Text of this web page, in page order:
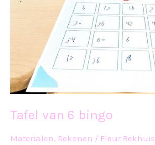
Tafel van 6 bingo
Materialen, Rekenen / Fleur Bekhuis